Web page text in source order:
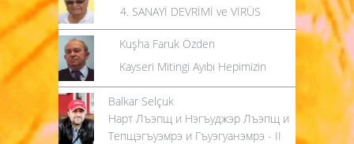
4. SANAYİ DEVRİMİ ve VİRÜS
Kuşha Faruk Özden
Kayseri Mitingi Ayıbı Hepimizin
Balkar Selçuk
Нарт Лъэпщ и Нэгъуджэр Лъэпщ и
Тепщэгъуэмрэ и Гъуэгуанэмрэ - II